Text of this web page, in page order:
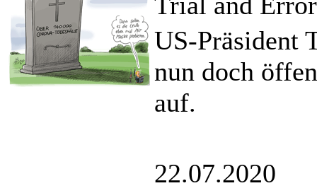
US-Präsident
nun doch
auf.
22.07.2020